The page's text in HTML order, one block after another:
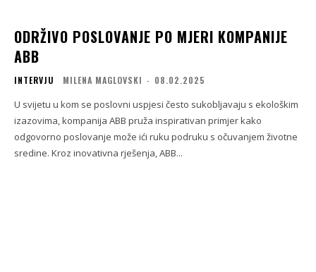
ODRŽIVO POSLOVANJE PO MJERI KOMPANIJE
ABB
INTERVJU MILENA MAGLOVSKI - 08.02.2025
U svijetu u kom se poslovni uspjesi često sukobljavaju s ekološkim
izazovima, kompanija ABB pruža inspirativan primjer kako
odgovorno poslovanje može ići ruku podruku s očuvanjem životne
sredine. Kroz inovativna rješenja, ABB...